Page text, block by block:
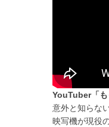
YouTuber「も
意外と知らな
映写機が現役